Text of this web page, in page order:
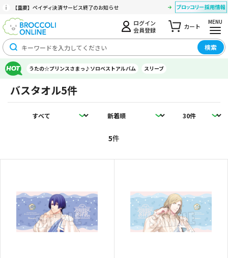
【重要】ペイディ決済サービス終了のお知らせ
ログイン
会員登録
カート
MENU
検索
うたの☆プリンスさまっ♪ソロベストアルバム スリーブ
バスタオル5件
5件